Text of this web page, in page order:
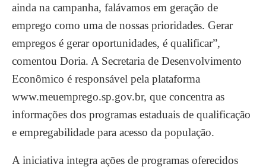
ainda na campanha, falávamos em geração de
emprego como uma de nossas prioridades. Gerar
empregos é gerar oportunidades, é qualificar”,
comentou Doria. A Secretaria de Desenvolvimento
Econômico é responsável pela plataforma
www.meuemprego.sp.gov.br, que concentra as
informações dos programas estaduais de qualificação
e empregabilidade para acesso da população.
A iniciativa integra ações de programas oferecidos